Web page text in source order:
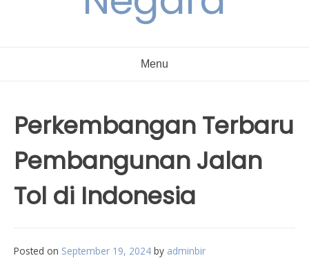
Menu
Perkembangan Terbaru
Pembangunan Jalan
Tol di Indonesia
Posted on September 19, 2024 by adminbir